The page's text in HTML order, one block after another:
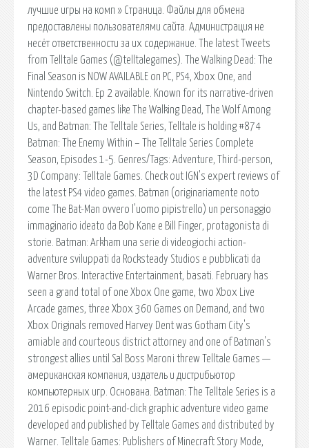
лучшие игры на комп » Страница. Файлы для обмена
предоставлены пользователями сайта. Администрация не
несёт ответственности за их содержание. The latest Tweets
from Telltale Games (@telltalegames). The Walking Dead: The
Final Season is NOW AVAILABLE on PC, PS4, Xbox One, and
Nintendo Switch. Ep 2 available. Known for its narrative-driven
chapter-based games like The Walking Dead, The Wolf Among
Us, and Batman: The Telltale Series, Telltale is holding #874
Batman: The Enemy Within – The Telltale Series Complete
Season, Episodes 1-5. Genres/Tags: Adventure, Third-person,
3D Company: Telltale Games. Check out IGN's expert reviews of
the latest PS4 video games. Batman (originariamente noto
come The Bat-Man ovvero l'uomo pipistrello) un personaggio
immaginario ideato da Bob Kane e Bill Finger, protagonista di
storie. Batman: Arkham una serie di videogiochi action-
adventure sviluppati da Rocksteady Studios e pubblicati da
Warner Bros. Interactive Entertainment, basati. February has
seen a grand total of one Xbox One game, two Xbox Live
Arcade games, three Xbox 360 Games on Demand, and two
Xbox Originals removed Harvey Dent was Gotham City's
amiable and courteous district attorney and one of Batman's
strongest allies until Sal Boss Maroni threw Telltale Games —
американская компания, издатель и дистрибьютор
компьютерных игр. Основана. Batman: The Telltale Series is a
2016 episodic point-and-click graphic adventure video game
developed and published by Telltale Games and distributed by
Warner. Telltale Games: Publishers of Minecraft Story Mode,